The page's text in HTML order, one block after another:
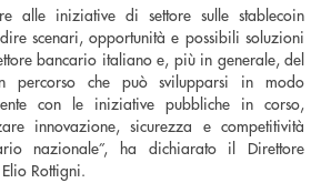
alle iniziative di settore sulle stablecoin
scenari, opportunità e possibili soluzioni
bancario italiano e, più in generale, del
percorso che può svilupparsi in modo
con le iniziative pubbliche in corso,
innovazione, sicurezza e competitività
nazionale”, ha dichiarato il Direttore
Rottigni.